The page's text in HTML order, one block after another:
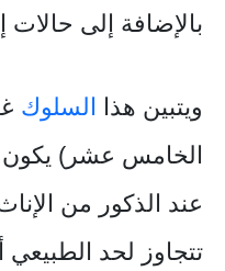
بالإضافة إلى حالات
ويتبين هذا السلوك
الخامس عشر) يكون
عند الذكور من
تتجاوز لحد الطبيعي